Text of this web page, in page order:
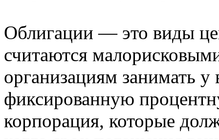
Облигации — это виды
считаются
организациям занимать у
фиксированную
корпорация, которые